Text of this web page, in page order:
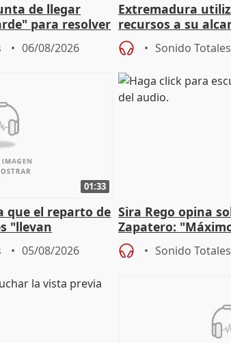
de llegar
para resolver
06/08/2026
Extremadura
recursos a su
más menores
Sonido Totales
01:33
que el reparto de
"llevan
central
05/08/2026
Sira Rego opina
Zapatero:
proceso judicial"
Sonido Totales